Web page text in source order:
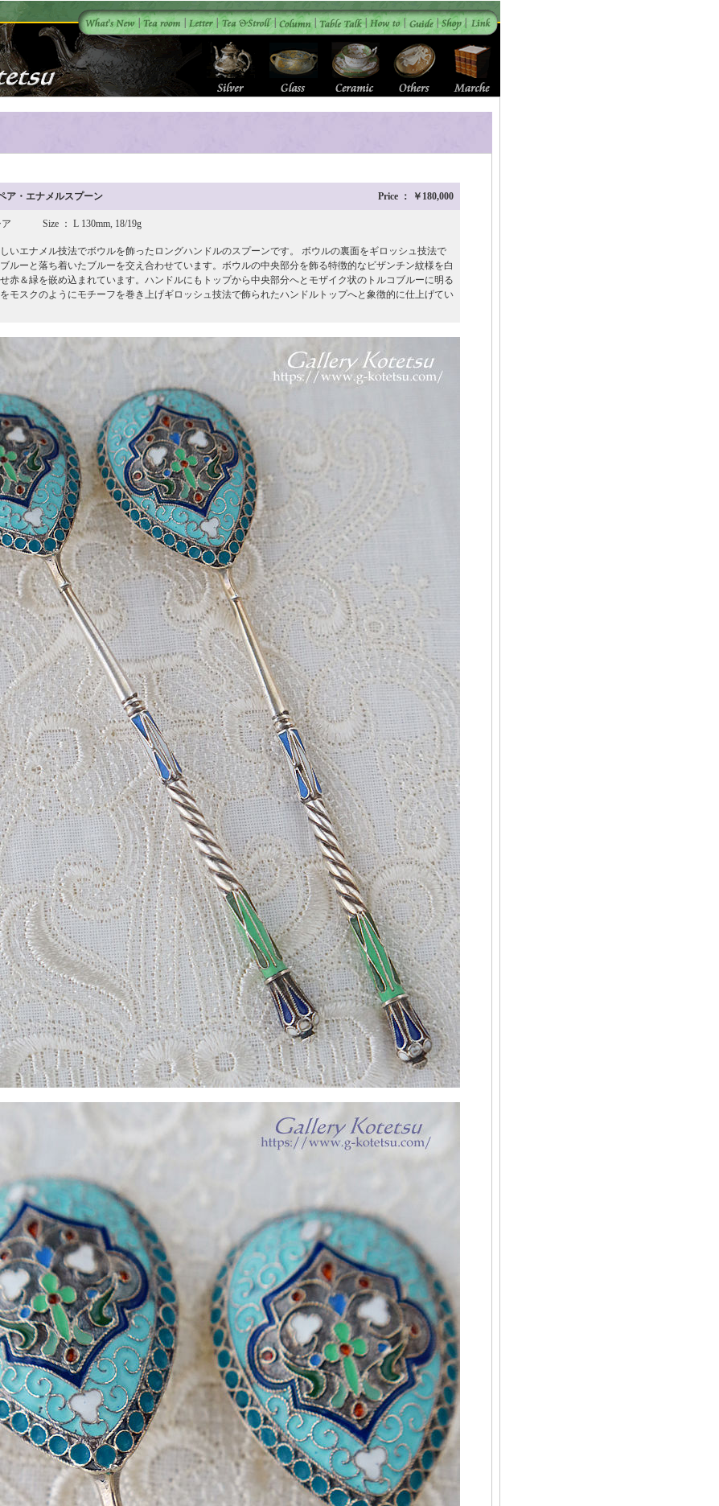
・エナメルスプーン Price ： ￥180,000
ア Size ： L 130mm, 18/19g
いエナメル技法でボウルを飾ったロングハンドルのスプーンです。 ボウルの裏面をギロッシュ技法で
ルーと落ち着いたブルーを交え合わせています。ボウルの中央部分を飾る特徴的なビザンチン紋様を白
赤＆緑を嵌め込まれています。ハンドルにもトップから中央部分へとモザイク状のトルコブルーに明る
モスクのようにモチーフを巻き上げギロッシュ技法で飾られたハンドルトップへと象徴的に仕上げてい